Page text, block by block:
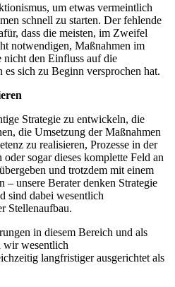
um etwas vermeintlich
schnell zu starten. Der fehlende
dass die meisten, im Zweifel
notwendigen, Maßnahmen im
nicht den Einfluss auf die
sich zu Beginn versprochen hat.
Strategie zu entwickeln, die
die Umsetzung der Maßnahmen
zu realisieren, Prozesse in der
sogar dieses komplette Feld an
und trotzdem mit einem
unsere Berater denken Strategie
sind dabei wesentlich
Stellenaufbau.
in diesem Bereich und als
wir wesentlich
langfristiger ausgerichtet als